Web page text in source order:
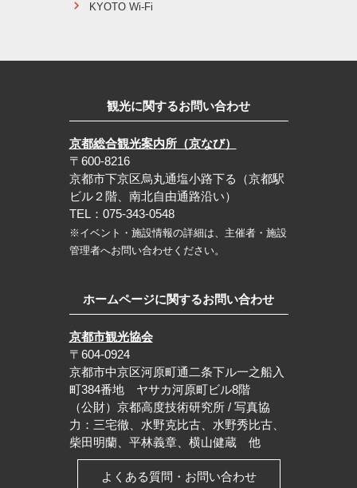
KYOTO Wi-Fi
観光に関するお問い合わせ
京都総合観光案内所（京なび）
〒600-8216
京都市下京区烏丸通塩小路下る（京都駅
ビル２階、南北自由通路沿い）
TEL：075-343-0548
※イベント・施設情報の詳細は、主催者・施設
管理者へお問い合わせください。
ホームページに関するお問い合わせ
京都市観光協会
〒604-0924
京都市中京区河原町通二条下ル一之船入
町384番地 ヤサカ河原町ビル8階
（公財）京都高度技術研究所 / 写真協
力：三宅徹、水野克比古、水野秀比古、
柴田明蘭、平林義章、横山健蔵 他
よくある質問・お問い合わせ